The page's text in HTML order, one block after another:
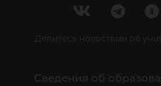
Делитесь новостями об
Сведения об